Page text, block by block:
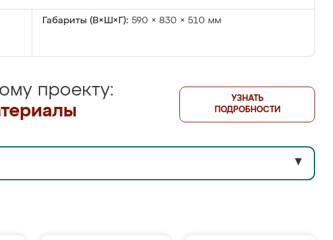
Габариты (В×Ш×Г): 590 × 830 × 510 мм
проекту:
УЗНАТЬ
ПОДРОБНОСТИ
▼